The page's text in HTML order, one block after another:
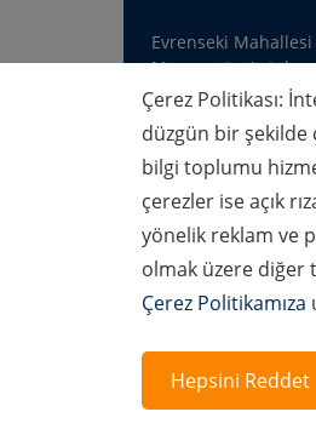
Evrenseki
Manavgat - Antalya
Rezervasyon :
Çerez Politikası:
düzgün bir şekilde
bilgi toplumu
çerezler ise açık
yönelik reklam ve
olmak üzere diğer
Çerez Politikamıza
Hepsini Reddet